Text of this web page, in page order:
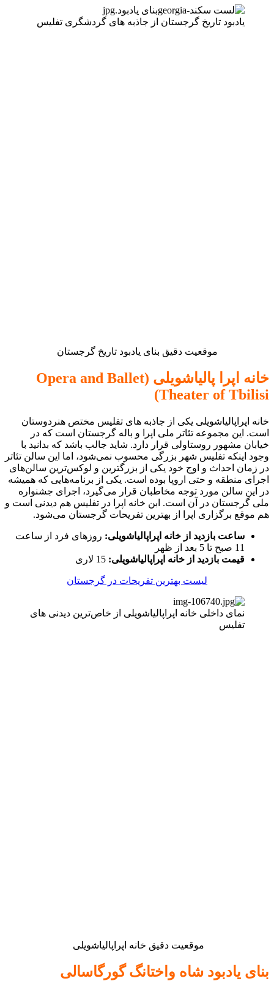
یادبود تاریخ گرجستان از جاذبه های گردشگری تفلیس
موقعیت دقیق بنای یادبود تاریخ گرجستان
خانه اپرا پالیاشویلی (Opera and Ballet
Theater of Tbilisi)
خانه اپراپالیاشویلی یکی از جاذبه های تفلیس مختص هنردوستان
است. این مجموعه تئاتر ملی اپرا و باله گرجستان است که در
خیابان مشهور روستاولی قرار دارد. شاید جالب باشد که بدانید با
وجود اینکه تفلیس شهر بزرگی محسوب نمی‌شود، اما این سالن تئاتر
در زمان احداث و اوج خود یکی از بزرگترین و لوکس‌ترین سالن‌های
اجرای منطقه و حتی اروپا بوده‌ است. یکی از برنامه‌هایی که همیشه
در این سالن مورد توجه مخاطبان قرار می‌گیرد، اجرای جشنواره
ملی گرجستان در آن است. ابن خانه اپرا در تفلیس هم دیدنی است و
هم موقع برگزاری اپرا از بهترین تفریحات گرجستان می‌شود.
ساعت بازدید از خانه اپراپالیاشویلی: روزهای فرد از ساعت
11 صبح تا 5 بعد از ظهر
قیمت بازدید از خانه اپراپالیاشویلی: 15 لاری
لیست بهترین تفریحات در گرجستان
نمای داخلی خانه اپراپالیاشویلی از خاص‌ترین دیدنی های
تفلیس
موقعیت دقیق خانه اپراپالیاشویلی
بنای یادبود شاه واختانگ گورگاسالی‎